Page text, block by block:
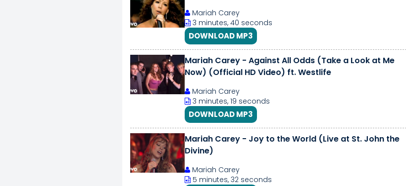
Mariah Carey
3 minutes, 40 seconds
DOWNLOAD MP3
Mariah Carey - Against All Odds (Take a Look at Me
Now) (Official HD Video) ft. Westlife
Mariah Carey
3 minutes, 19 seconds
DOWNLOAD MP3
Mariah Carey - Joy to the World (Live at St. John the
Divine)
Mariah Carey
5 minutes, 32 seconds